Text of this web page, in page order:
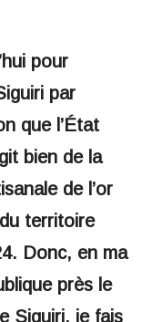
pour
par
que l’État
bien de la
de l’or
territoire
Donc, en ma
près le
Siguiri, je fais